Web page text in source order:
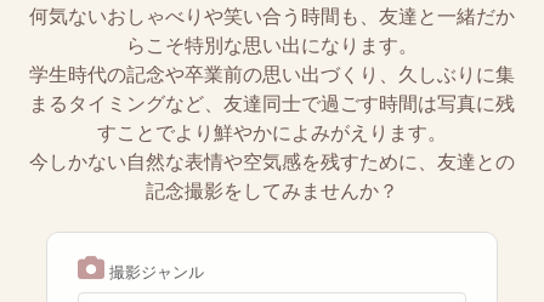
何気ないおしゃべりや笑い合う時間も、友達と一緒だか
らこそ特別な思い出になります。
学生時代の記念や卒業前の思い出づくり、久しぶりに集
まるタイミングなど、友達同士で過ごす時間は写真に残
すことでより鮮やかによみがえります。
今しかない自然な表情や空気感を残すために、友達との
記念撮影をしてみませんか？
撮影ジャンル